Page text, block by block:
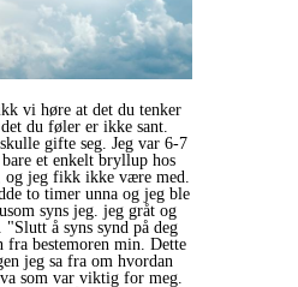
vi høre at det du tenker
du føler er ikke sant.
gifte seg. Jeg var 6-7
et enkelt bryllup hos
jeg fikk ikke være med.
to timer unna og jeg ble
syns jeg. jeg gråt og
å syns synd på deg
fra bestemoren min. Dette
jeg sa fra om hvordan
som var viktig for meg.